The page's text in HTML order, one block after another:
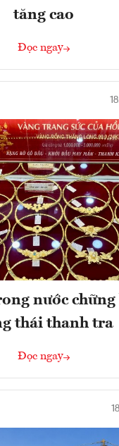
tăng cao
Đọc ngay
nước chững
thái thanh tra
Đọc ngay